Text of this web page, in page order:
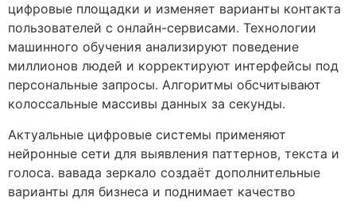
цифровые площадки и изменяет варианты контакта
пользователей с онлайн-сервисами. Технологии
машинного обучения анализируют поведение
миллионов людей и корректируют интерфейсы под
персональные запросы. Алгоритмы обсчитывают
колоссальные массивы данных за секунды.
Актуальные цифровые системы применяют
нейронные сети для выявления паттернов, текста и
голоса. вавада зеркало создаёт дополнительные
варианты для бизнеса и поднимает качество